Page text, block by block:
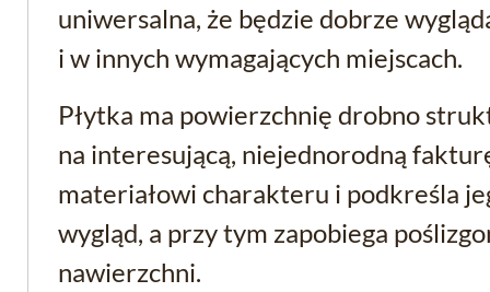
uniwersalna, że będzie dobrze
i w innych wymagających miejscach.
Płytka ma powierzchnię drobno
na interesującą, niejednorodną
materiałowi charakteru i podkreśla
wygląd, a przy tym zapobiega
nawierzchni.